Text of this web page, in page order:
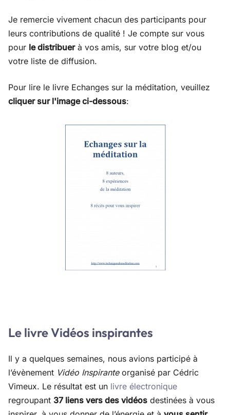
Je remercie vivement chacun des participants pour
leurs contributions de qualité ! Je compte sur vous
pour le distribuerà vos amis, sur votre blog et/ou
votre liste de diffusion.
Pour lire le livre Echanges sur la méditation, veuillez
cliquer sur l'image ci-dessous:
Le livre Vidéos inspirantes
Il y a quelques semaines, nous avions participé à
l’évènement Vidéo Inspiranteorganisé par Cédric
Vimeux. Le résultat est un livre électronique
regroupant 37 liens vers des vidéos destinées à vous